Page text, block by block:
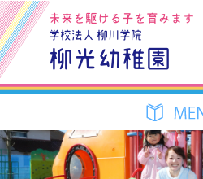
学校法人 柳川学院
柳光幼稚園
未来を駆ける子を育みます